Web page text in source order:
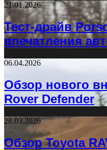
21.01.2026
Тест-драйв
впечатления
06.04.2026
Обзор нового
Rover Defender
28.03.2026
Обзор Toyota